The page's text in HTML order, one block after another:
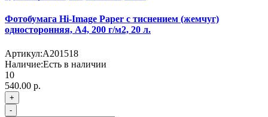
Фотобумага Hi-Image Paper с тиснением (жемчуг)
односторонняя, A4, 200 г/м2, 20 л.
Артикул:A201518
Наличие:Есть в наличии
10
540.00 р.
+
-